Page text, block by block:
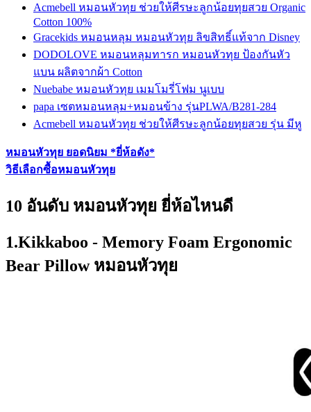
Acmebell หมอนหัวทุย ช่วยให้ศีรษะลูกน้อยทุยสวย Organic
Cotton 100%
Gracekids หมอนหลุม หมอนหัวทุย ลิขสิทธิ์แท้จาก Disney
DODOLOVE หมอนหลุมทารก หมอนหัวทุย ป้องกันหัว
แบน ผลิตจากผ้า Cotton
Nuebabe หมอนหัวทุย เมมโมรี่โฟม นูเบบ
papa เซตหมอนหลุม+หมอนข้าง รุ่นPLWA/B281-284
Acmebell หมอนหัวทุย ช่วยให้ศีรษะลูกน้อยทุยสวย รุ่น มีหู
หมอนหัวทุย ยอดนิยม *ยี่ห้อดัง*
วิธีเลือกซื้อหมอนหัวทุย
10 อันดับ หมอนหัวทุย ยี่ห้อไหนดี
1.Kikkaboo - Memory Foam Ergonomic
Bear Pillow หมอนหัวทุย